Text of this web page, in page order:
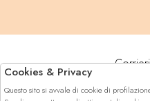
Corrieri
Cookies & Privacy
Questo sito si avvale di cookie di